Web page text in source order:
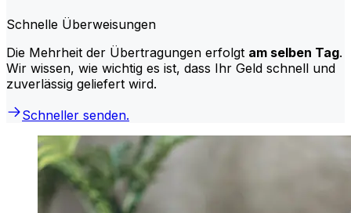
Schnelle Überweisungen
Die Mehrheit der Übertragungen erfolgt am selben Tag.
Wir wissen, wie wichtig es ist, dass Ihr Geld schnell und
zuverlässig geliefert wird.
Schneller senden.